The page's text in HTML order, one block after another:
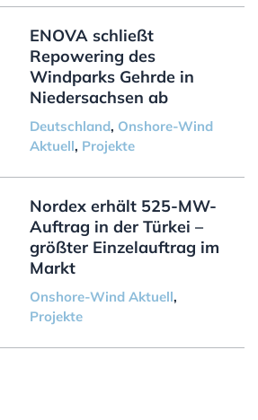
ENOVA schließt
Repowering des
Windparks Gehrde in
Niedersachsen ab
Deutschland, Onshore-Wind
Aktuell, Projekte
Nordex erhält 525-MW-
Auftrag in der Türkei –
größter Einzelauftrag im
Markt
Onshore-Wind Aktuell,
Projekte